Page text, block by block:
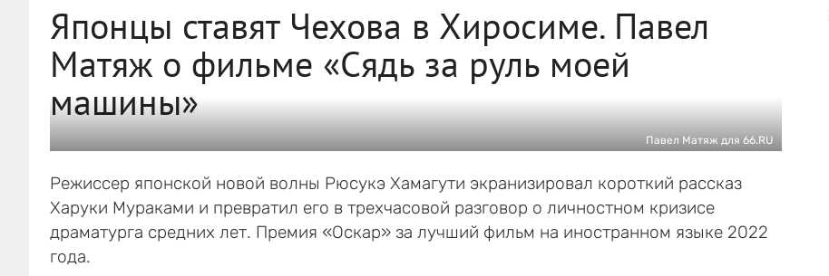
Японцы ставят Чехова в Хиросиме. Павел
Матяж о фильме «Сядь за руль моей
машины»
Павел Матяж для 66.RU
Режиссер японской новой волны Рюсукэ Хамагути экранизировал короткий рассказ
Харуки Мураками и превратил его в трехчасовой разговор о личностном кризисе
драматурга средних лет. Премия «Оскар» за лучший фильм на иностранном языке 2022
года.